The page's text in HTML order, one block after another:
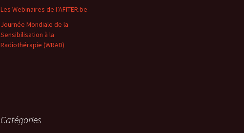
Les Webinaires de l’AFITER.be
Journée Mondiale de la
Sensibilisation à la
Radiothérapie (WRAD)
Catégories